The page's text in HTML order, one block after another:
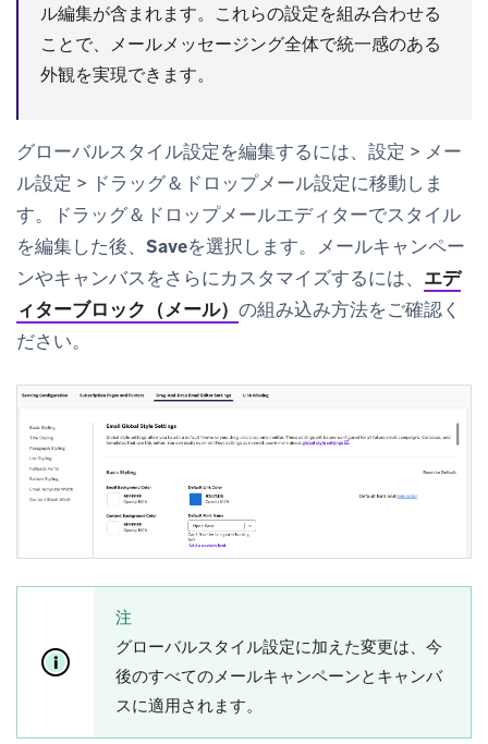
ル編集が含まれます。これらの設定を組み合わせる
ことで、メールメッセージング全体で統一感のある
外観を実現できます。
グローバルスタイル設定を編集するには、 設定 > メー
ル設定 > ドラッグ＆ドロップメール設定に移動しま
す。ドラッグ＆ドロップメールエディターでスタイル
を編集した後、 Saveを選択します。メールキャンペー
ンやキャンバスをさらにカスタマイズするには、 エデ
ィターブロック（メール） の組み込み方法をご確認く
ださい。
注
グローバルスタイル設定に加えた変更は、今
後のすべてのメールキャンペーンとキャンバ
スに適用されます。